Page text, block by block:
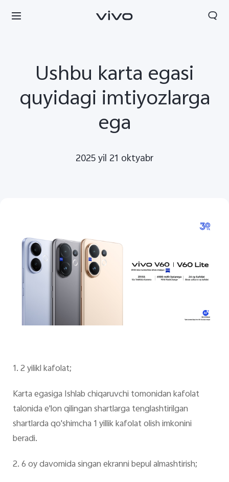
Ushbu karta egasi
quyidagi imtiyozlarga
ega
2025 yil 21 oktyabr
1. 2 yilikl kafolat;
Karta egasiga Ishlab chiqaruvchi tomonidan kafolat
talonida e'lon qilingan shartlarga tenglashtirilgan
shartlarda qo'shimcha 1 yillik kafolat olish imkonini
beradi.
2. 6 oy davomida singan ekranni bepul almashtirish;